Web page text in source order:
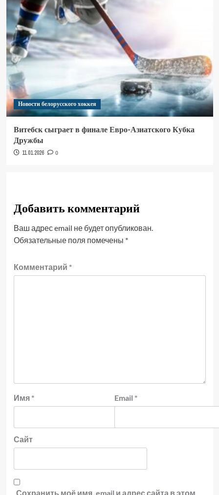
Новости белорусского хоккея
Витебск сыграет в финале Евро-Азиатского Кубка
Дружбы
11.01.2026 0
Добавить комментарий
Ваш адрес email не будет опубликован.
Обязательные поля помечены *
Комментарий *
Имя * Email *
Сайт
Сохранить моё имя, email и адрес сайта в этом